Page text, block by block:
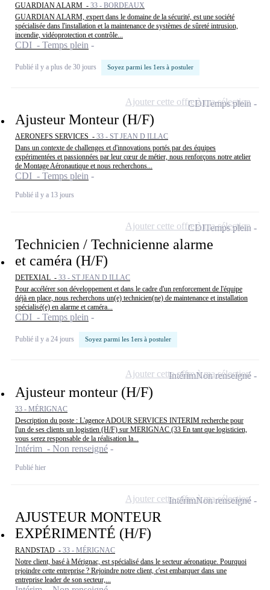
GUARDIAN ALARM - 33 - BORDEAUX
GUARDIAN ALARM, expert dans le domaine de la sécurité, est une société
spécialisée dans l'installation et la maintenance de systèmes de sûreté intrusion,
incendie, vidéoprotection et contrôle...
CDI - Temps plein
Publié il y a plus de 30 jours Soyez parmi les 1ers à postuler
Ajusteur Monteur (H/F)
AERONEFS SERVICES - 33 - ST JEAN D ILLAC
Dans un contexte de challenges et d'innovations portés par des équipes
expérimentées et passionnées par leur cœur de métier, nous renforçons notre atelier
de Montage Aéronautique et nous recherchons...
CDI - Temps plein
Publié il y a 13 jours
CDITemps plein
Ajouter cette offre à ma sélection
Technicien / Technicienne alarme
et caméra (H/F)
DETEXIAL - 33 - ST JEAN D ILLAC
Pour accélérer son développement et dans le cadre d'un renforcement de l'équipe
déjà en place, nous recherchons un(e) technicien(ne) de maintenance et installation
spécialisé(e) en alarme et caméra...
CDI - Temps plein
Publié il y a 24 jours Soyez parmi les 1ers à postuler
CDITemps plein
Ajouter cette offre à ma sélection
Ajusteur monteur (H/F)
33 - MÉRIGNAC
Description du poste : L'agence ADOUR SERVICES INTERIM recherche pour
l'un de ses clients un logistien (H/F) sur MERIGNAC (33 En tant que logisticien,
vous serez responsable de la réalisation la...
Intérim - Non renseigné
Publié hier
IntérimNon renseigné
Ajouter cette offre à ma sélection
AJUSTEUR MONTEUR
EXPÉRIMENTÉ (H/F)
RANDSTAD - 33 - MÉRIGNAC
Notre client, basé à Mérignac, est spécialisé dans le secteur aéronatique. Pourquoi
rejoindre cette entreprise ? Rejoindre notre client, c'est embarquer dans une
entreprise leader de son secteur,...
IntérimNon renseigné
Ajouter cette offre à ma sélection